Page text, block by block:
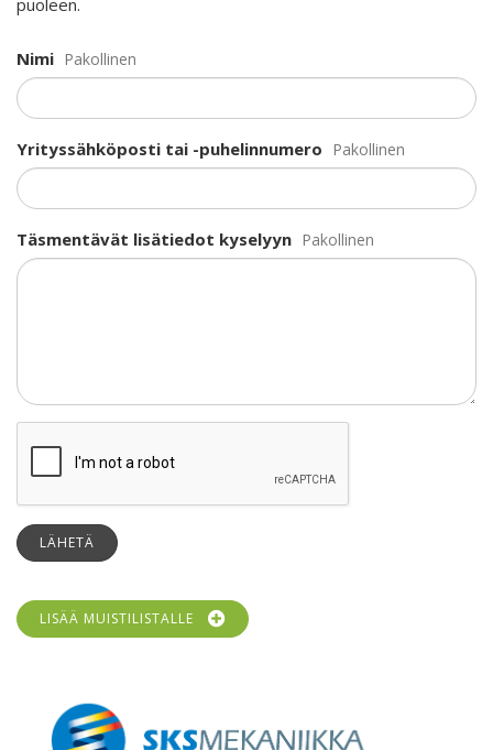
Nimi Pakollinen
Yrityssähköposti tai -puhelinnumero Pakollinen
Täsmentävät lisätiedot kyselyyn Pakollinen
LÄHETÄ
LISÄÄ MUISTILISTALLE